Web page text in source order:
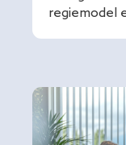
regiemodel